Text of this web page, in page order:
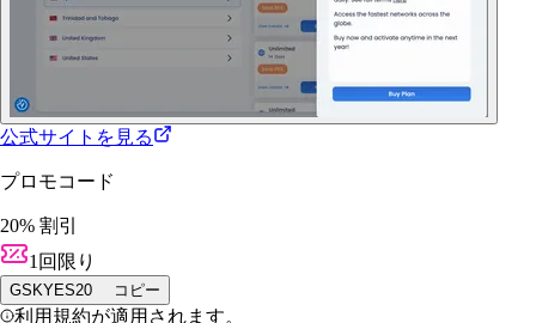
公式サイトを見る
プロモコード
20% 割引
1回限り
GSKYES20 コピー
利用規約が適用されます。